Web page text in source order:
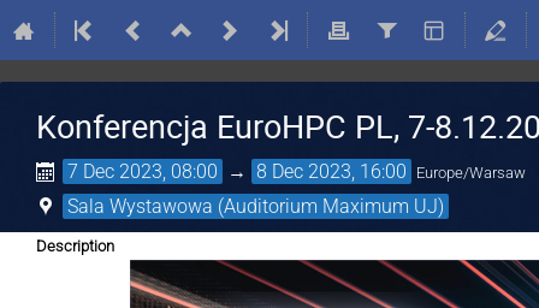
Konferencja EuroHPC PL, 7-
7 Dec 2023, 08:00 → 8 Dec 2023, 16:00 Europe/Warsaw
Sala Wystawowa (Auditorium Maximum UJ)
Description